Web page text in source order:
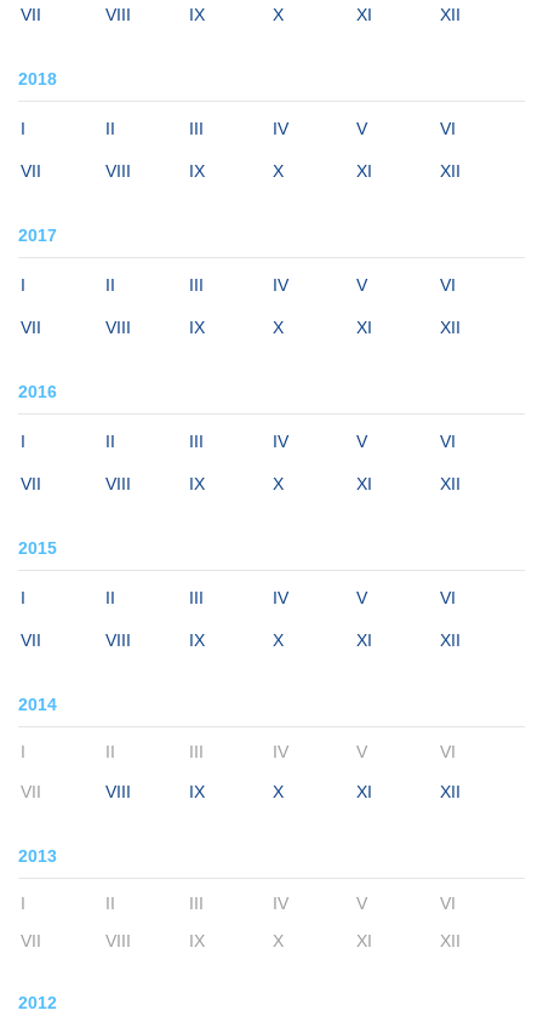
VII VIII IX X XI XII
2018
I II III IV V VI
VII VIII IX X XI XII
2017
I II III IV V VI
VII VIII IX X XI XII
2016
I II III IV V VI
VII VIII IX X XI XII
2015
I II III IV V VI
VII VIII IX X XI XII
2014
I II III IV V VI
VII VIII IX X XI XII
2013
I II III IV V
VI
VII
VIII IX X XI XII
2012